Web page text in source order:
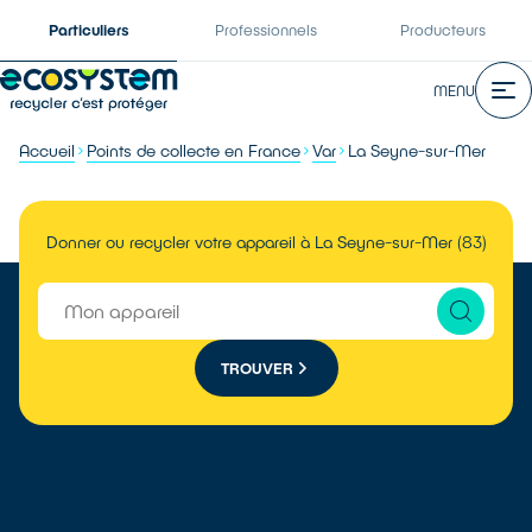
Particuliers Professionnels Producteurs
MENU
Accueil Points de collecte en France Var La Seyne-sur-Mer
Donner ou recycler votre appareil à La Seyne-sur-Mer (83)
TROUVER